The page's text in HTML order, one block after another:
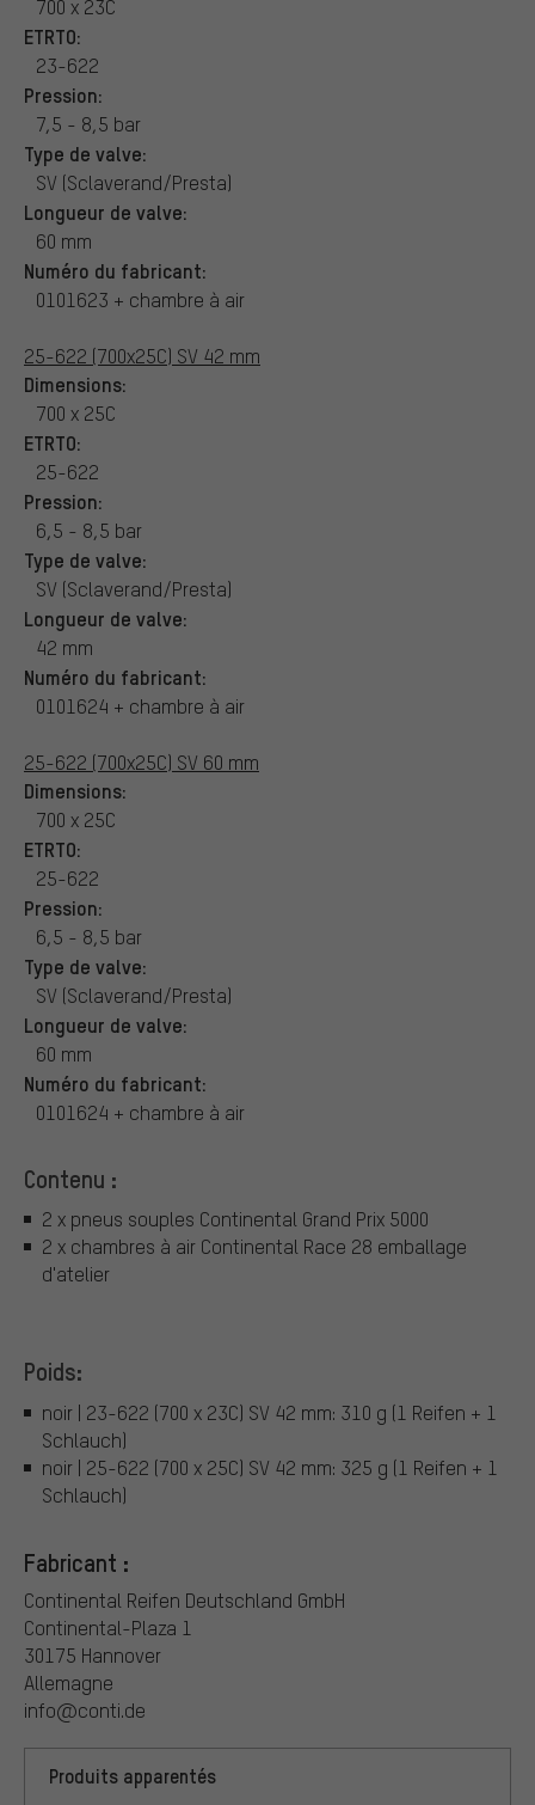
700 x 23C
ETRTO:
23-622
Pression:
7,5 - 8,5 bar
Type de valve:
SV (Sclaverand/Presta)
Longueur de valve:
60 mm
Numéro du fabricant:
0101623 + chambre à air
25-622 (700x25C) SV 42 mm
Dimensions:
700 x 25C
ETRTO:
25-622
Pression:
6,5 - 8,5 bar
Type de valve:
SV (Sclaverand/Presta)
Longueur de valve:
42 mm
Numéro du fabricant:
0101624 + chambre à air
25-622 (700x25C) SV 60 mm
Dimensions:
700 x 25C
ETRTO:
25-622
Pression:
6,5 - 8,5 bar
Type de valve:
SV (Sclaverand/Presta)
Longueur de valve:
60 mm
Numéro du fabricant:
0101624 + chambre à air
Contenu :
2 x pneus souples Continental Grand Prix 5000
2 x chambres à air Continental Race 28 emballage
d'atelier
Poids:
noir | 23-622 (700 x 23C) SV 42 mm: 310 g (1 Reifen + 1
Schlauch)
noir | 25-622 (700 x 25C) SV 42 mm: 325 g (1 Reifen + 1
Schlauch)
Fabricant :
Continental Reifen Deutschland GmbH
Continental-Plaza 1
30175 Hannover
Allemagne
info@conti.de
Produits apparentés